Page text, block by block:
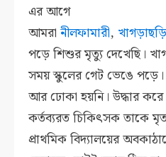
এর আগে
আমরানীলফামারী,
পড়ে শিশুর মৃত্যু দেখেছি।
সময় স্কুলের গেট ভেঙে পড়ে।
আর ঢোকা হয়নি। উদ্ধার
কর্তব্যরত চিকিৎসক তাকে
প্রাথমিক বিদ্যালয়ের